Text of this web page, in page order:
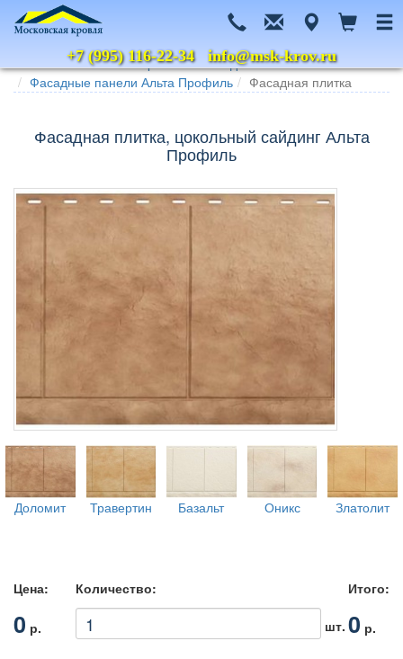
+7 (995) 116-22-34info@msk-krov.ru
Главная Каталог
Цокольный сайдинг
Фасадные панели Альта Профиль
Фасадная плитка
Фасадная плитка, цокольный сайдинг Альта
Профиль
Доломит Травертин Базальт Оникс Златолит
Цена:
0 р.
Количество:
шт.
Итого:
0 р.